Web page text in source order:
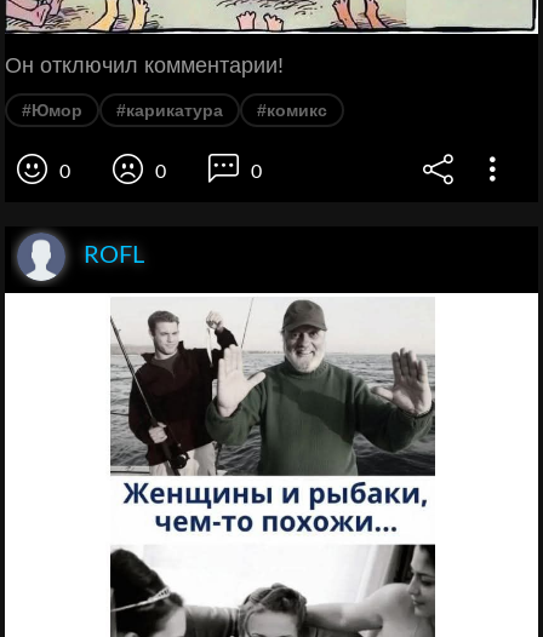
Он отключил комментарии!
#Юмор #карикатура #комикс
0 0 0
ROFL